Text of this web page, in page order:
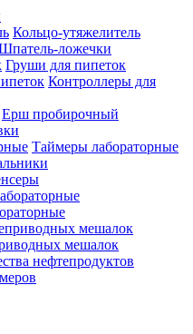
Кольцо-утяжелитель
ложечки
Груши для пипеток
Контроллеры для
Ерш пробирочный
Таймеры лабораторные
мешалок
нефтепродуктов